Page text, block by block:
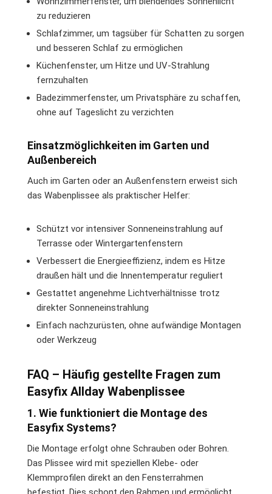
zu reduzieren
Schlafzimmer, um tagsüber für Schatten zu sorgen
und besseren Schlaf zu ermöglichen
Küchenfenster, um Hitze und UV-Strahlung
fernzuhalten
Badezimmerfenster, um Privatsphäre zu schaffen,
ohne auf Tageslicht zu verzichten
Einsatzmöglichkeiten im Garten und
Außenbereich
Auch im Garten oder an Außenfenstern erweist sich
das Wabenplissee als praktischer Helfer:
Schützt vor intensiver Sonneneinstrahlung auf
Terrasse oder Wintergartenfenstern
Verbessert die Energieeffizienz, indem es Hitze
draußen hält und die Innentemperatur reguliert
Gestattet angenehme Lichtverhältnisse trotz
direkter Sonneneinstrahlung
Einfach nachzurüsten, ohne aufwändige Montagen
oder Werkzeug
FAQ – Häufig gestellte Fragen zum
Easyfix Allday Wabenplissee
1. Wie funktioniert die Montage des
Easyfix Systems?
Die Montage erfolgt ohne Schrauben oder Bohren.
Das Plissee wird mit speziellen Klebe- oder
Klemmprofilen direkt an den Fensterrahmen